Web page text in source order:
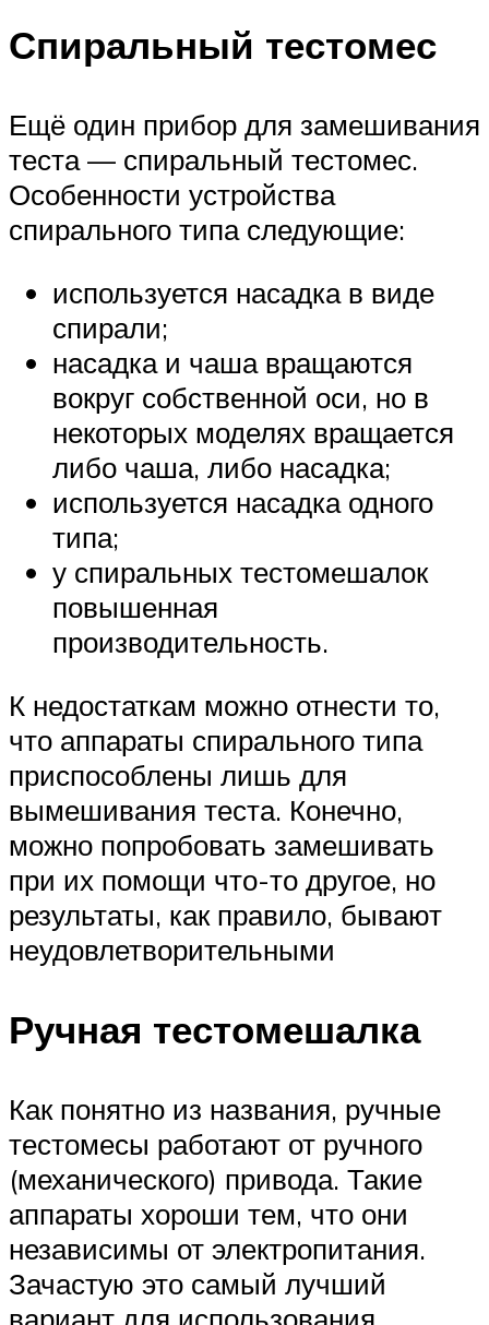
Спиральный тестомес
Ещё один прибор для замешивания
теста — спиральный тестомес.
Особенности устройства
спирального типа следующие:
используется насадка в виде
спирали;
насадка и чаша вращаются
вокруг собственной оси, но в
некоторых моделях вращается
либо чаша, либо насадка;
используется насадка одного
типа;
у спиральных тестомешалок
повышенная
производительность.
К недостаткам можно отнести то,
что аппараты спирального типа
приспособлены лишь для
вымешивания теста. Конечно,
можно попробовать замешивать
при их помощи что-то другое, но
результаты, как правило, бывают
неудовлетворительными
Ручная тестомешалка
Как понятно из названия, ручные
тестомесы работают от ручного
(механического) привода. Такие
аппараты хороши тем, что они
независимы от электропитания.
Зачастую это самый лучший